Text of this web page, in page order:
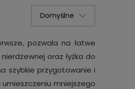
pozwala na łatwe
oraz łyżka do
szybkie przygotowanie i
mniejszego